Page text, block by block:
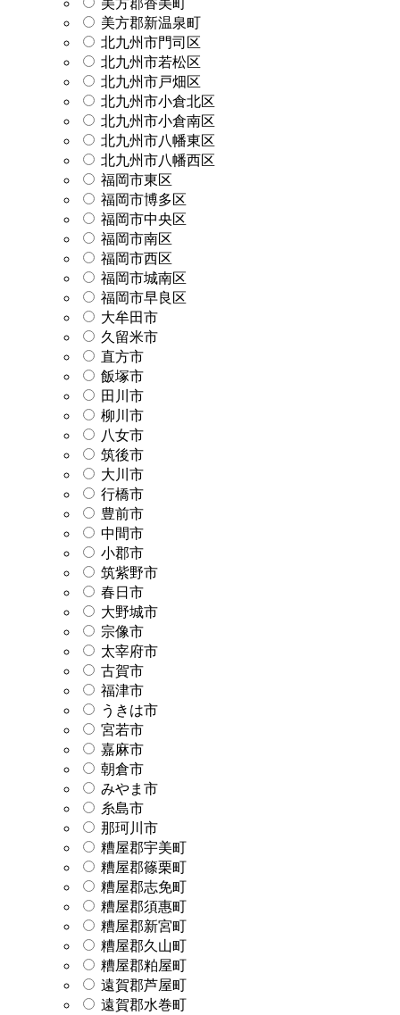
美方郡新温泉町
北九州市門司区
北九州市若松区
北九州市戸畑区
北九州市小倉北区
北九州市小倉南区
北九州市八幡東区
北九州市八幡西区
福岡市東区
福岡市博多区
福岡市中央区
福岡市南区
福岡市西区
福岡市城南区
福岡市早良区
大牟田市
久留米市
直方市
飯塚市
田川市
柳川市
八女市
筑後市
大川市
行橋市
豊前市
中間市
小郡市
筑紫野市
春日市
大野城市
宗像市
太宰府市
古賀市
福津市
うきは市
宮若市
嘉麻市
朝倉市
みやま市
糸島市
那珂川市
糟屋郡宇美町
糟屋郡篠栗町
糟屋郡志免町
糟屋郡須惠町
糟屋郡新宮町
糟屋郡久山町
糟屋郡粕屋町
遠賀郡芦屋町
遠賀郡水巻町